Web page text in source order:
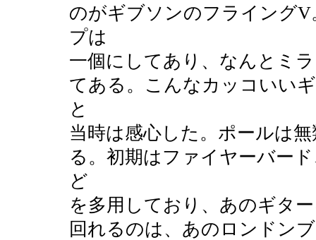
のがギブソンのフライング
プは
一個にしてあり、なんとミ
てある。こんなカッコいい
と
当時は感心した。ポールは
る。初期はファイヤーバー
ど
を多用しており、あのギタ
回れるのは、あのロンドン